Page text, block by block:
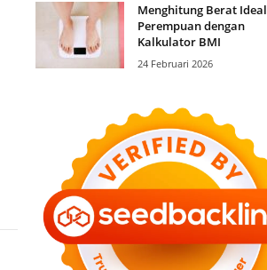
Menghitung Berat Ideal
Perempuan dengan
Kalkulator BMI
24 Februari 2026